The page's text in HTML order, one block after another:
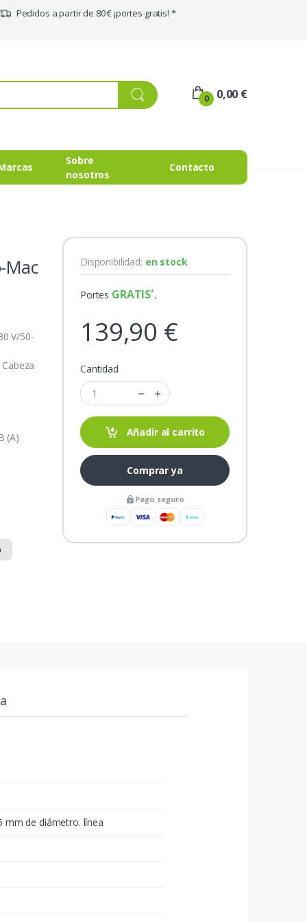
Pedidos a partir de 80 € ¡portes gratis! *
0 0,00 €
Sobre
nosotros
Contacto
Mac
V/50-
(A)
Disponibilidad: en stock
Portes GRATIS .
139,90 €
Cantidad
Añadir al carrito
Comprar ya
Pago seguro
mm de diámetro. línea